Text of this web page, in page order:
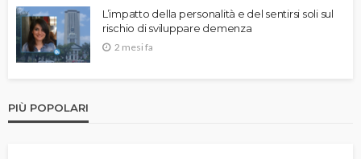
L’impatto della personalità e del sentirsi soli sul
rischio di sviluppare demenza
2 mesi fa
PIÙ POPOLARI